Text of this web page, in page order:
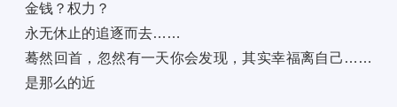
金钱？权力？
永无休止的追逐而去……
蓦然回首，忽然有一天你会发现，其实幸福离自己……
是那么的近